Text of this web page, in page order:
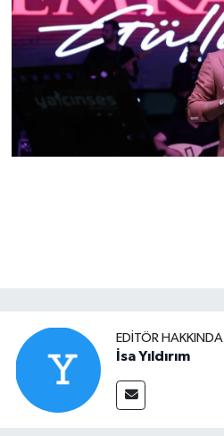
EDITÖR HAKKINDA
İsa Yıldırım